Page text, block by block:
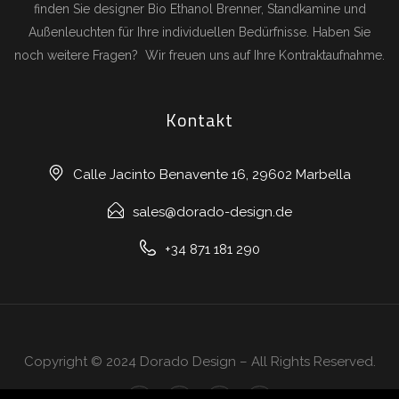
finden Sie designer Bio Ethanol Brenner, Standkamine und
Außenleuchten für Ihre individuellen Bedürfnisse. Haben Sie
noch weitere Fragen? Wir freuen uns auf Ihre Kontraktaufnahme.
Kontakt
Calle Jacinto Benavente 16, 29602 Marbella
sales@dorado-design.de
+34 871 181 290
Copyright © 2024 Dorado Design – All Rights Reserved.